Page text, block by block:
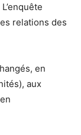
relations des
en
aux